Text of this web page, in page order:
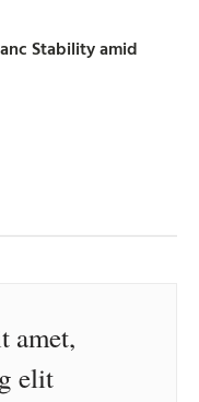
Stability amid
amet,
elit